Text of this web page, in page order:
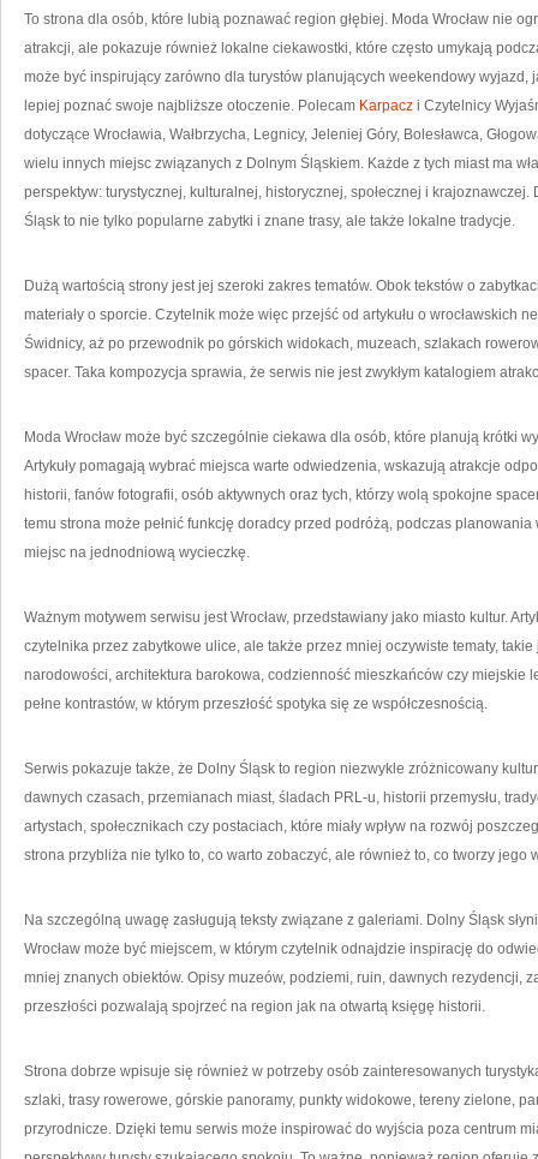
To strona dla osób, które lubią poznawać region głębiej. Moda Wrocław nie
atrakcji, ale pokazuje również lokalne ciekawostki, które często umykają
może być inspirujący zarówno dla turystów planujących weekendowy wyjazd,
lepiej poznać swoje najbliższe otoczenie. Polecam Karpacz i Czytelnicy
dotyczące Wrocławia, Wałbrzycha, Legnicy, Jeleniej Góry, Bolesławca,
wielu innych miejsc związanych z Dolnym Śląskiem. Każde z tych miast ma
perspektyw: turystycznej, kulturalnej, historycznej, społecznej i
Śląsk to nie tylko popularne zabytki i znane trasy, ale także lokalne tradycje.
Dużą wartością strony jest jej szeroki zakres tematów. Obok tekstów o
materiały o sporcie. Czytelnik może więc przejść od artykułu o wrocławskich
Świdnicy, aż po przewodnik po górskich widokach, muzeach, szlakach
spacer. Taka kompozycja sprawia, że serwis nie jest zwykłym katalogiem
Moda Wrocław może być szczególnie ciekawa dla osób, które planują krótki
Artykuły pomagają wybrać miejsca warte odwiedzenia, wskazują atrakcje
historii, fanów fotografii, osób aktywnych oraz tych, którzy wolą spokojne
temu strona może pełnić funkcję doradcy przed podróżą, podczas
miejsc na jednodniową wycieczkę.
Ważnym motywem serwisu jest Wrocław, przedstawiany jako miasto kultur.
czytelnika przez zabytkowe ulice, ale także przez mniej oczywiste tematy,
narodowości, architektura barokowa, codzienność mieszkańców czy miejskie
pełne kontrastów, w którym przeszłość spotyka się ze współczesnością.
Serwis pokazuje także, że Dolny Śląsk to region niezwykle zróżnicowany
dawnych czasach, przemianach miast, śladach PRL-u, historii przemysłu,
artystach, społecznikach czy postaciach, które miały wpływ na rozwój
strona przybliża nie tylko to, co warto zobaczyć, ale również to, co tworzy jego
Na szczególną uwagę zasługują teksty związane z galeriami. Dolny Śląsk
Wrocław może być miejscem, w którym czytelnik odnajdzie inspirację do
mniej znanych obiektów. Opisy muzeów, podziemi, ruin, dawnych rezydencji,
przeszłości pozwalają spojrzeć na region jak na otwartą księgę historii.
Strona dobrze wpisuje się również w potrzeby osób zainteresowanych
szlaki, trasy rowerowe, górskie panoramy, punkty widokowe, tereny zielone,
przyrodnicze. Dzięki temu serwis może inspirować do wyjścia poza centrum